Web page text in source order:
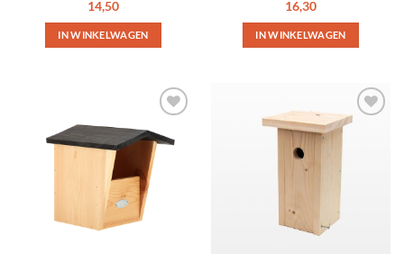
14,50
IN WINKELWAGEN
Gewaardeerd
4uit 5
16,30
IN WINKELWAGEN
Toevoegen
aan
favorieten
Toevoegen